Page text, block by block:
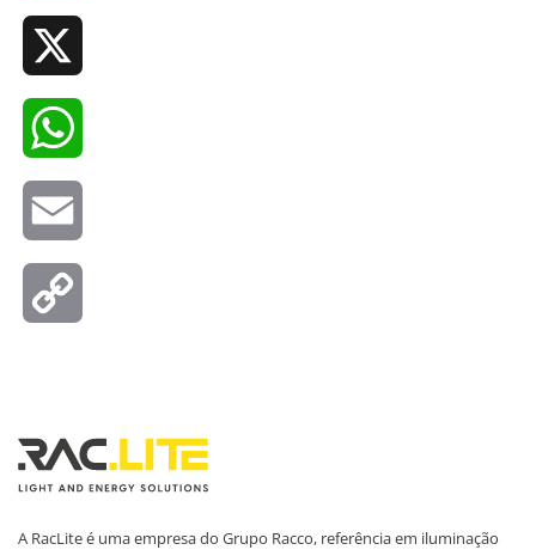
A RacLite é uma empresa do Grupo Racco, referência em iluminação